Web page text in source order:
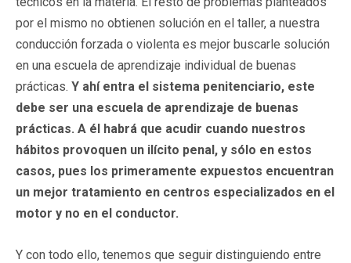
por el mismo no obtienen solución en el taller, a nuestra
conducción forzada o violenta es mejor buscarle solución
en una escuela de aprendizaje individual de buenas
prácticas. Y ahí entra el sistema penitenciario, este
debe ser una escuela de aprendizaje de buenas
prácticas. A él habrá que acudir cuando nuestros
hábitos provoquen un ilícito penal, y sólo en estos
casos, pues los primeramente expuestos encuentran
un mejor tratamiento en centros especializados en el
motor y no en el conductor.
Y con todo ello, tenemos que seguir distinguiendo entre